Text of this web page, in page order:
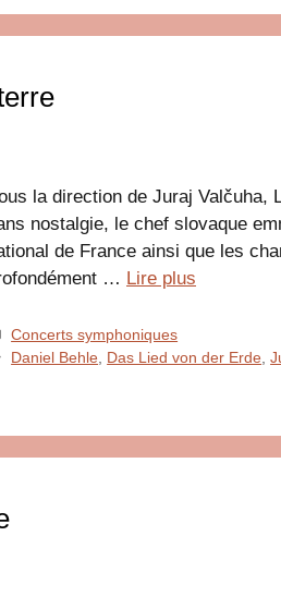
la direction de Juraj Valčuha,
nostalgie, le chef slovaque
de France ainsi que les
… Lire plus
Catégories
Concerts symphoniques
Étiquettes
Daniel Behle Das Lied von der Erde ,